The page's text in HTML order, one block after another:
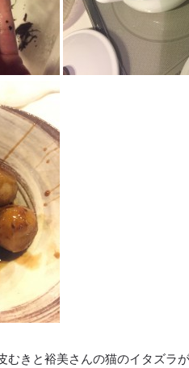
きと裕美さんの猫のイタズラが